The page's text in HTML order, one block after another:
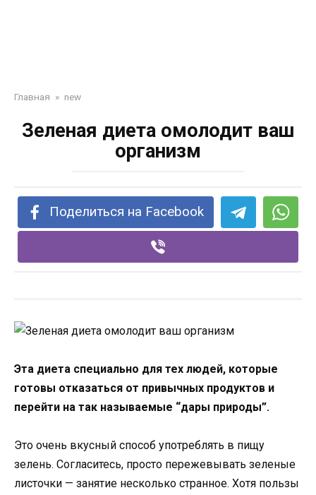
Главная » new
Зеленая диета омолодит ваш
организм
Поделиться на Facebook
Эта диета специально для тех людей, которые
готовы отказаться от привычных продуктов и
перейти на так называемые “дары природы”.
Это очень вкусный способ употреблять в пищу
зелень. Согласитесь, просто пережевывать зеленые
листочки — занятие несколько странное. Хотя пользы